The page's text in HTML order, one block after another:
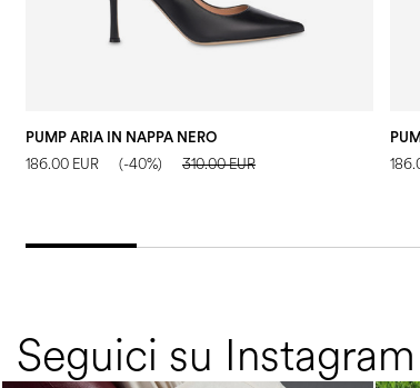
PUMP ARIA IN NAPPA NERO
186.00 EUR (-40%) 310.00 EUR
Seguici su Instagram